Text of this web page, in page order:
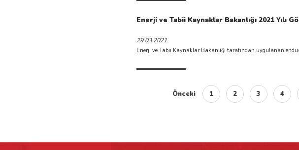
Enerji ve Tabii Kaynaklar Bakanlığı 2021
29.03.2021
Enerji ve Tabii Kaynaklar Bakanlığı tarafından uygulanan
Önceki 1 2 3 4